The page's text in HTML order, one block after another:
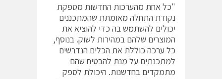
"כל אחת מהערכות החדשות מספקת
נקודת התחלה מאומתת שהמתכננים
יכולים להשתמש בה כדי להוציא את
המוצרים שלהם במהירות לשוק. בנוסף,
כל ערכה כוללת את הכלים הנדרשים
למתכנתים על מנת להבטיח שהם
מתמקדים בחדשנות. היכולת לספק